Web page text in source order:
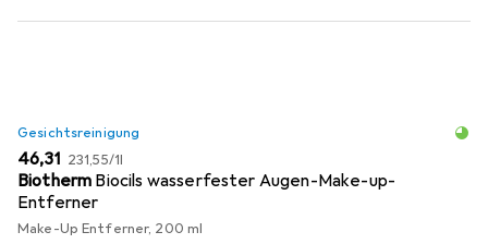
Gesichtsreinigung
EUR
46,31 EUR
231,55/1l
Biotherm Biocils wasserfester Augen-Make-up-
Entferner
Make-Up Entferner, 200 ml